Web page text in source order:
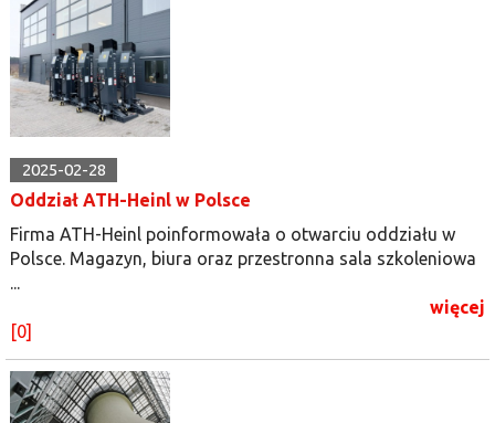
2025-02-28
Oddział ATH-Heinl w Polsce
Firma ATH-Heinl poinformowała o otwarciu oddziału w
Polsce. Magazyn, biura oraz przestronna sala szkoleniowa
...
więcej
[0]